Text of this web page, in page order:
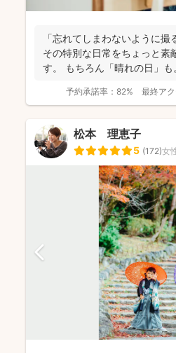
「忘れてしまわないように撮
その特別な日常をちょっと素
す。 もちろん「晴れの日」
予約承諾率： 82% 最終アク
松本 理恵子
5 (172)女